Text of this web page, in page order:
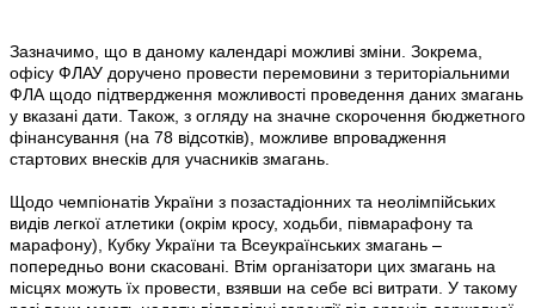
Зазначимо, що в даному календарі можливі зміни. Зокрема,
офісу ФЛАУ доручено провести перемовини з територіальними
ФЛА щодо підтвердження можливості проведення даних змагань
у вказані дати. Також, з огляду на значне скорочення бюджетного
фінансування (на 78 відсотків), можливе впровадження
стартових внесків для учасників змагань.
Щодо чемпіонатів України з позастадіонних та неолімпійських
видів легкої атлетики (окрім кросу, ходьби, півмарафону та
марафону), Кубку України та Всеукраїнських змагань –
попередньо вони скасовані. Втім організатори цих змагань на
місцях можуть їх провести, взявши на себе всі витрати. У такому